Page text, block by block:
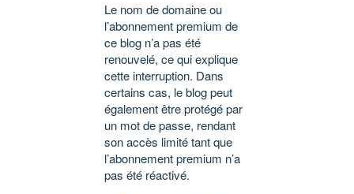
Le nom de domaine ou
l’abonnement premium de
ce blog n’a pas été
renouvelé, ce qui explique
cette interruption. Dans
certains cas, le blog peut
également être protégé par
un mot de passe, rendant
son accès limité tant que
l’abonnement premium n’a
pas été réactivé.